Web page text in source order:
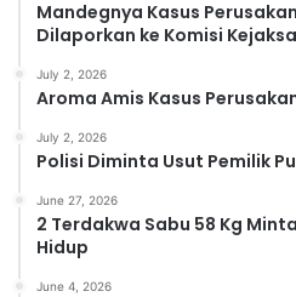
Mandegnya Kasus
Dilaporkan ke Komisi
July 2, 2026
Aroma Amis Kasus
July 2, 2026
Polisi Diminta Usut Pemilik
June 27, 2026
2 Terdakwa Sabu 58 Kg
Hidup
June 4, 2026